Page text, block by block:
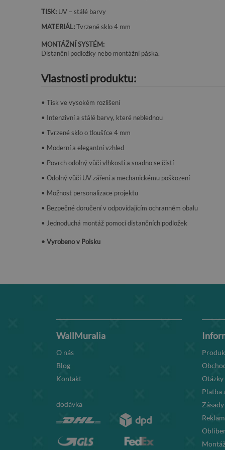
TISK: UV – stálé barvy
MATERIÁL:Tvrzené sklo 4 mm
MONTÁŽNÍ SYSTÉM:
Distanční podložky nebo montážní páska.
Vlastnosti produktu:
• Tisk ve vysokém rozlišení
• Intenzivní a stálé barvy, které neblednou
• Tvrzené sklo o tloušťce 4 mm
• Moderní a elegantní vzhled
• Povrch odolný vůči vlhkosti a snadno se čistí
• Odolný vůči UV záření a mechanickému poškození
• Možnost personalizace projektu
• Bezpečné doručení v odpovídajícím ochranném obalu
• Jednoduchá montáž pomocí distančních podložek
• Vyrobeno v Polsku
WallMuralia
O nás
Blog
Kontakt
dodávka
Platba